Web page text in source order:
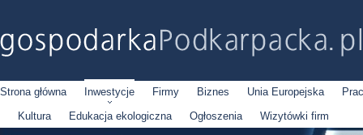
Strona główna Inwestycje Firmy Biznes Unia Europejska
Kultura
Edukacja ekologiczna Ogłoszenia Wizytówki firm